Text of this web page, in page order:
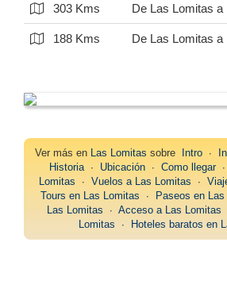
303 Kms De Las Lomitas a
188 Kms De Las Lomitas a
Ver más en Las Lomitas sobre Intro∙
Historia∙ Ubicación∙ Como llegar∙
Lomitas ∙ Vuelos a Las Lomitas ∙
Tours en Las Lomitas ∙ Paseos en
Las Lomitas ∙ Acceso a Las Lomitas
Lomitas ∙ Hoteles baratos en